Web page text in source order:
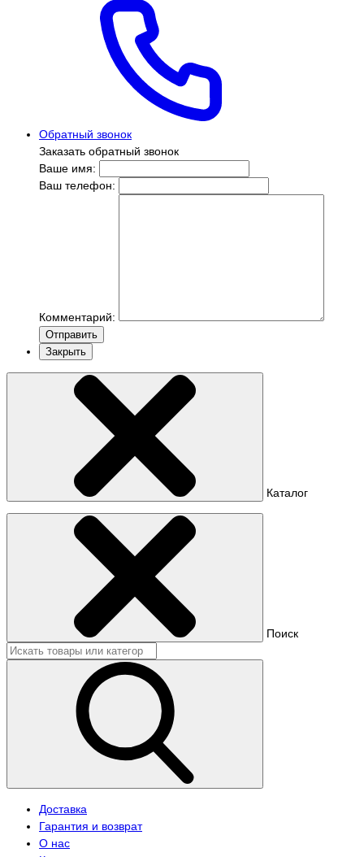
Обратный звонок
Заказать обратный звонок
Ваше имя:
Ваш телефон:
Комментарий:
Отправить
Закрыть
Каталог
Поиск
Доставка
Гарантия и возврат
О нас